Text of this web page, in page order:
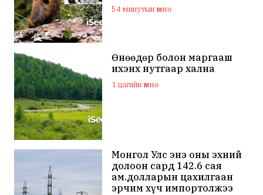
54 минутын өмнө
Өнөөдөр болон маргааш
ихэнх нутгаар хална
1 цагийн өмнө
Монгол Улс энэ оны эхний
долоон сард 142.6 сая
ам.долларын цахилгаан
эрчим хүч импортолжээ